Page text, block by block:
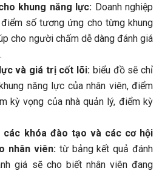
khung năng lực: Doanh nghiệp
số tương ứng cho từng khung
cho người chấm dễ dàng đánh giá
và giá trị cốt lõi: biểu đồ sẽ chỉ
năng lực của nhân viên, điểm
kỳ vọng của nhà quản lý, điểm kỳ
các khóa đào tạo và các cơ hội
nhân viên: từ bảng kết quả đánh
giá sẽ cho biết nhân viên đang